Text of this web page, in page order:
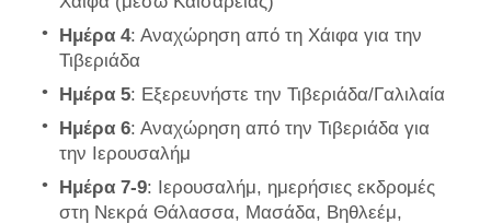
Ημέρα 4: Αναχώρηση από τη Χάιφα για την
Τιβεριάδα
Ημέρα 5: Εξερευνήστε την Τιβεριάδα/Γαλιλαία
Ημέρα 6: Αναχώρηση από την Τιβεριάδα για
την Ιερουσαλήμ
Ημέρα 7-9: Ιερουσαλήμ, ημερήσιες εκδρομές
στη Νεκρά Θάλασσα, Μασάδα, Βηθλεέμ,